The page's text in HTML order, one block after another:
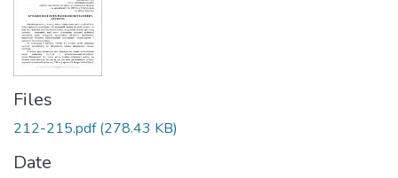
Files
212-215.pdf(278.43 KB)
Date